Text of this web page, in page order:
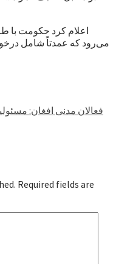
اعلام کرد حکومت
می‌رود که عمدتاً شامل
Required fields are